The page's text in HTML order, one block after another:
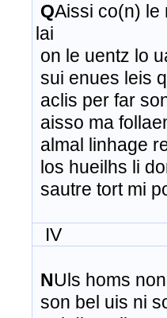
QAissi co(n) le
lai
on le uentz lo
sui enues leis
aclis per far
aisso ma
almal linhage
los hueilhs li
sautre tort mi
IV
NUls homs
son bel uis ni